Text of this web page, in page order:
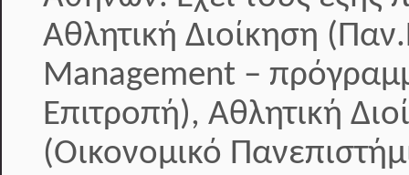
Αθλητική Διοίκηση
Management –
Επιτροπή), Αθλητική
(Οικονομικό